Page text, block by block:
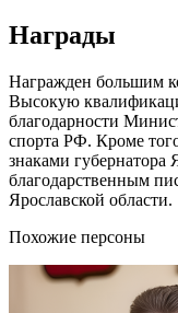
Награды
Награжден большим
Высокую
благодарности
спорта РФ. Кроме
знаками губернатора
благодарственным
Ярославской области.
Похожие персоны